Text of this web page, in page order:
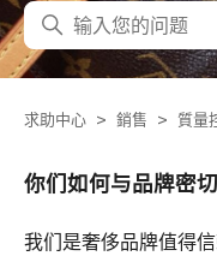
搜尋
求助中心 銷售 質量
你们如何与品牌密
我们是奢侈品牌值得